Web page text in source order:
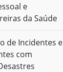
e
da Saúde
de Incidentes e
com